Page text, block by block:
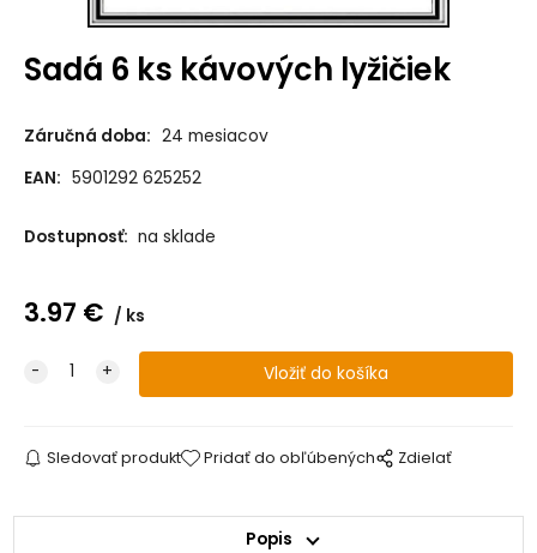
Sadá 6 ks kávových lyžičiek
Záručná doba: 24 mesiacov
EAN: 5901292 625252
Dostupnosť: na sklade
3.97 € ks
Sledovať produkt Pridať do obľúbených Zdielať
Popis